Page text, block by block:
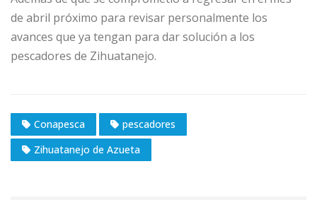
de abril próximo para revisar personalmente los
avances que ya tengan para dar solución a los
pescadores de Zihuatanejo.
Conapesca
pescadores
Zihuatanejo de Azueta